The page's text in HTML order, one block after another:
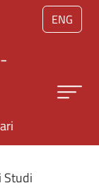
principale
ENG
Studi